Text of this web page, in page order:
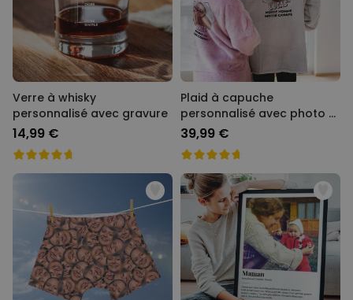
Verre à whisky
personnalisé avec gravure
14,99 €
Plaid à capuche
personnalisé avec photo et
texte
39,99 €